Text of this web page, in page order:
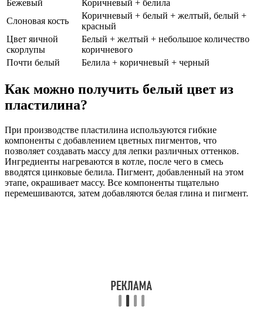
Бежевый
Коричневый + белила
Слоновая кость
Коричневый + белый + желтый, белый +
красный
Цвет яичной
скорлупы
Белый + желтый + небольшое количество
коричневого
Почти белый
Белила + коричневый + черный
Как можно получить белый цвет из
пластилина?
При производстве пластилина используются гибкие
компоненты с добавлением цветных пигментов, что
позволяет создавать массу для лепки различных оттенков.
Ингредиенты нагреваются в котле, после чего в смесь
вводятся цинковые белила. Пигмент, добавленный на этом
этапе, окрашивает массу. Все компоненты тщательно
перемешиваются, затем добавляются белая глина и пигмент.